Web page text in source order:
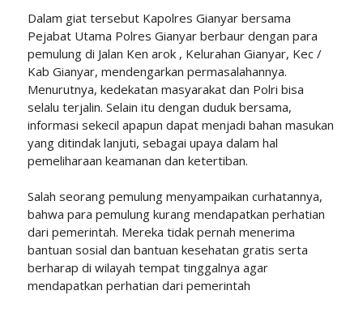
Dalam giat tersebut Kapolres Gianyar bersama
Pejabat Utama Polres Gianyar berbaur dengan para
pemulung di Jalan Ken arok , Kelurahan Gianyar, Kec /
Kab Gianyar, mendengarkan permasalahannya.
Menurutnya, kedekatan masyarakat dan Polri bisa
selalu terjalin. Selain itu dengan duduk bersama,
informasi sekecil apapun dapat menjadi bahan masukan
yang ditindak lanjuti, sebagai upaya dalam hal
pemeliharaan keamanan dan ketertiban.
Salah seorang pemulung menyampaikan curhatannya,
bahwa para pemulung kurang mendapatkan perhatian
dari pemerintah. Mereka tidak pernah menerima
bantuan sosial dan bantuan kesehatan gratis serta
berharap di wilayah tempat tinggalnya agar
mendapatkan perhatian dari pemerintah